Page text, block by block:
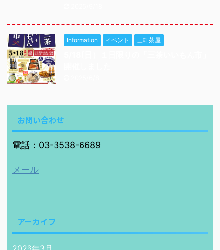
Information イベント 三軒茶屋
お問い合わせ
電話：03-3538-6689
メール
アーカイブ
2026年3月